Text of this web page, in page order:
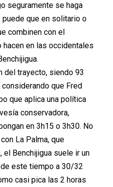
seguramente se haga
puede que en solitario o
combinen con el
hacen en las occidentales
del trayecto, siendo 93
que Fred
que aplica una política
conservadora,
en 3h15 o 3h30. No
La Palma, que
el Benchijigua suele ir un
este tiempo a 30/32
casi pica las 2 horas